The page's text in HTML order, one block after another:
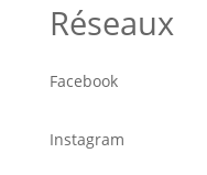
Réseaux
Facebook
Instagram